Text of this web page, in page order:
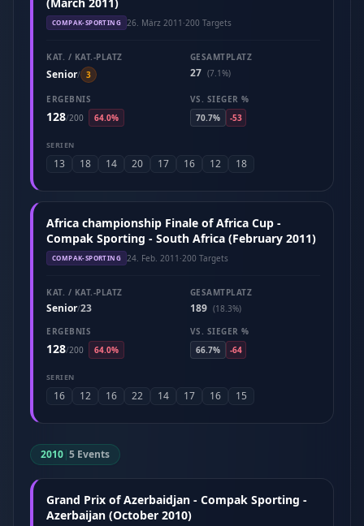
COMPAK-SPORTING 26. März 2011 ·200 Targets
KAT. / KAT.-PLATZ
Senior/ 3
GESAMTPLATZ
27 (7.1%)
ERGEBNIS
128/200 64.0%
VS. SIEGER %
70.7%
-53
SERIEN
13 18 14 20 17 16 12 18
Africa championship Finale of Africa Cup -
Compak Sporting - South Africa (February 2011)
COMPAK-SPORTING 24. Feb. 2011 ·200 Targets
KAT. / KAT.-PLATZ
Senior/23
GESAMTPLATZ
189 (18.3%)
ERGEBNIS
128/200 64.0%
VS. SIEGER %
66.7%
-64
SERIEN
16 12 16 22 14 17 16 15
2010|5 Events
Grand Prix of Azerbaidjan - Compak Sporting -
Azerbaijan (October 2010)